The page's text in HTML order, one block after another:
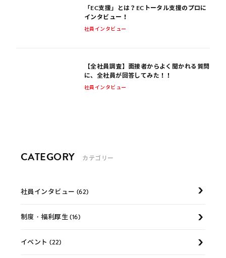
「EC支援」とは？ECトータル支援のプロに
インタビュー！
社員インタビュー
【全社員調査】面接者からよく聞かれる質問
に、全社員が回答してみた！！
社員インタビュー
CATEGORY カテゴリー
社員インタビュー (62)
制度・福利厚生 (16)
イベント (22)